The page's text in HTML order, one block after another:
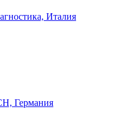
Италия
Германия